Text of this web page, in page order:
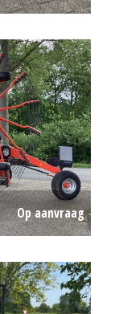
Op aanvraag